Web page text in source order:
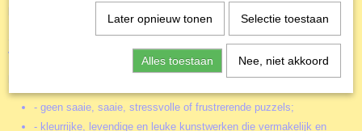
Soms kan het lastig zijn om al deze elementen in één enkele legpuzzel te
vinden... Dat is verleden tijd, nu ENJOY Puzzle bestaat!
- geen saaie, saaie, stressvolle of frustrerende puzzels;
- kleurrijke, levendige en leuke kunstwerken die vermakelijk en
Later opnieuw tonen Selectie toestaan
Alles toestaan Nee, niet akkoord